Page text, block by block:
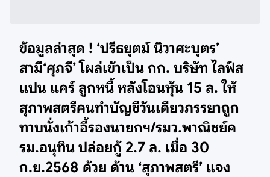
ข้อมูลล่าสุด ! ‘ปรีธยุตม์ นิวาศะบุตร’
สามี‘ศุภจี’ โผล่เข้าเป็น กก. บริษัท ไลฟ์ส
แปน แคร์ ลูกหนี้ หลังโอนหุ้น 15 ล. ให้
สุภาพสตรีคนทำบัญชีวันเดียวภรรยาถูก
ทาบนั่งเก้าอี้รองนายกฯ/รมว.พาณิชย์ค
รม.อนุทิน ปล่อยกู้ 2.7 ล. เมื่อ 30
ก.ย.2568 ด้วย ด้าน ‘สุภาพสตรี’ แจง